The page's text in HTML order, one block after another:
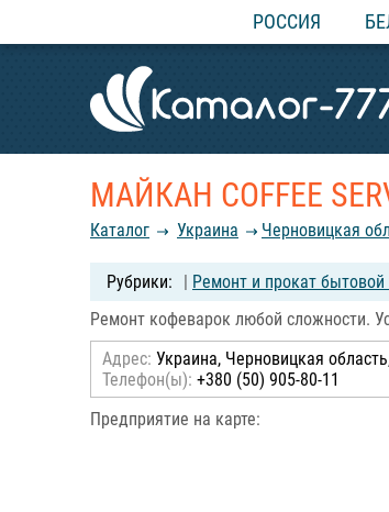
РОССИЯ
МАЙКАН COFFEE
Каталог Украина Черновицкая
| Ремонт и прокат бытовой
Ремонт кофеварок любой сложности.
Адрес: Украина, Черновицкая
Телефон(ы): +380 (50) 905-80-11
Предприятие на карте: